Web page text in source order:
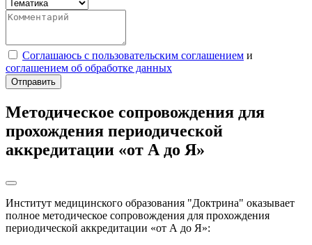
Соглашаюсь с пользовательским соглашением и
соглашением об обработке данных
Отправить
Методическое сопровождения для
прохождения периодической
аккредитации «от А до Я»
Институт медицинского образования "Доктрина" оказывает
полное методическое сопровождения для прохождения
периодической аккредитации «от А до Я»: